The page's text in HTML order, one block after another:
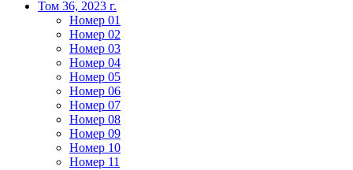
Том 36, 2023 г.
Номер 01
Номер 02
Номер 03
Номер 04
Номер 05
Номер 06
Номер 07
Номер 08
Номер 09
Номер 10
Номер 11